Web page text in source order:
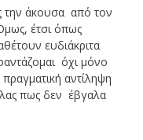
την άκουσα από τον
έτσι όπως
ευδιάκριτα
όχι μόνο
αντίληψη
πως δεν έβγαλα